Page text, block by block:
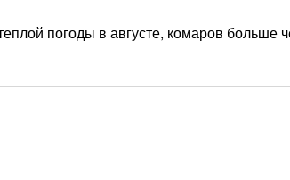
погоды в августе, комаров больше